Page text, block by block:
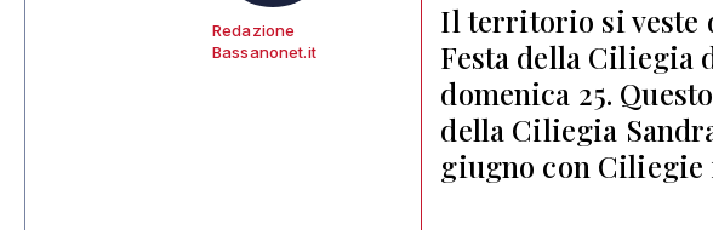
Redazione
Bassanonet.it
Il territorio si veste
Festa della Ciliegia
domenica 25.
della Ciliegia
giugno con Ciliegie